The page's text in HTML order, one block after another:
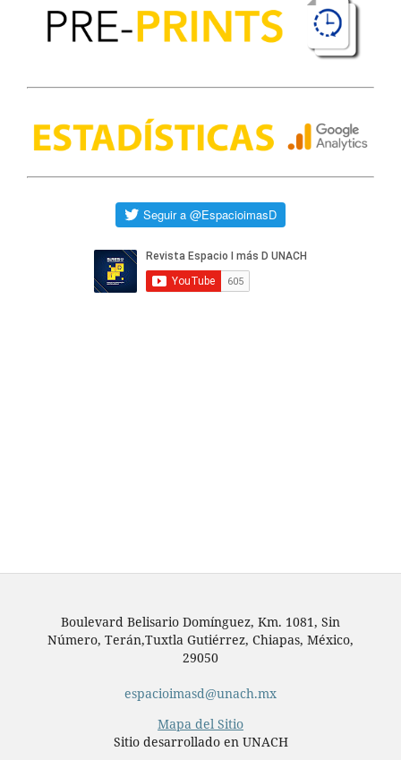
Boulevard Belisario Domínguez, Km. 1081, Sin
Número, Terán,Tuxtla Gutiérrez, Chiapas, México,
29050
espacioimasd@unach.mx
Mapa del Sitio
Sitio desarrollado en UNACH